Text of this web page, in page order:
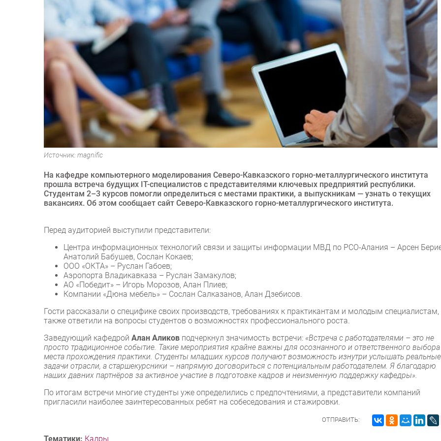
Источник: magnific
На кафедре компьютерного моделирования Северо-Кавказского горно-металлургического института
прошла встреча будущих IT-специалистов с представителями ключевых предприятий республики.
Студентам 2–3 курсов помогли определиться с местами практики, а выпускникам — узнать о текущих
вакансиях. Об этом сообщает сайт Северо-Кавказского горно-металлургического института.
Перед аудиторией выступили представители:
Центра информационных технологий связи и защиты информации МВД по РСО-Алания – Арсен
Анатолий Бабушев, Сослан Кокаев;
ООО «ОКТА» – Руслан Габоев;
Аэропорта Владикавказа – Руслан Замакулов;
АО «Победит» – Игорь Морозов, Алан Плиев;
Компании «Дюна мебель» – Сослан Салказанов, Алан Дзебисов.
Гости рассказали о специфике своих производств, требованиях к практикантам и молодым специалистам,
также ответили на вопросы студентов о возможностях профессионального роста.
Заведующий кафедрой Алан Аликов подчеркнул значимость встречи: «Встреча с работодателями – это не
просто традиционное событие. Такие мероприятия крайне важны для осознанного и ответственного выбора
места прохождения практики. Студенты младших курсов получают возможность изнутри услышать реальные
задачи отрасли, а старшекурсники – напрямую договориться с потенциальным работодателем. Я благодарю
наших давних партнёров за активное участие в подготовке кадров и неизменную поддержку кафедры».
По итогам встречи многие студенты уже определились с предпочтениями, а представители компаний
пригласили наиболее заинтересованных ребят на собеседования и стажировки.
ОТПРАВИТЬ:
Тематики: Кадры